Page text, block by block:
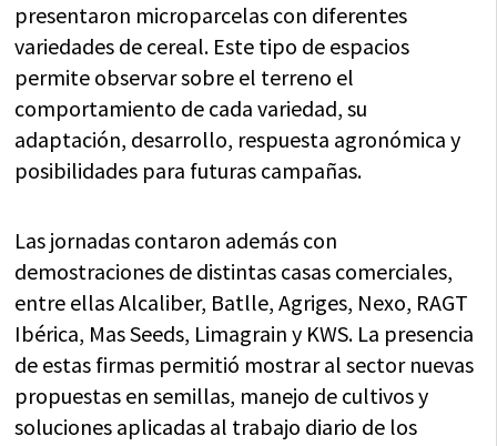
presentaron microparcelas con diferentes
variedades de cereal. Este tipo de espacios
permite observar sobre el terreno el
comportamiento de cada variedad, su
adaptación, desarrollo, respuesta agronómica y
posibilidades para futuras campañas.
Las jornadas contaron además con
demostraciones de distintas casas comerciales,
entre ellas Alcaliber, Batlle, Agriges, Nexo, RAGT
Ibérica, Mas Seeds, Limagrain y KWS. La presencia
de estas firmas permitió mostrar al sector nuevas
propuestas en semillas, manejo de cultivos y
soluciones aplicadas al trabajo diario de los